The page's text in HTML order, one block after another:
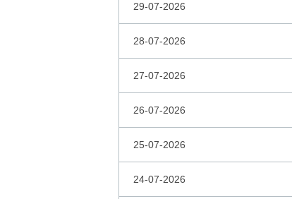
29-07-2026
28-07-2026
27-07-2026
26-07-2026
25-07-2026
24-07-2026